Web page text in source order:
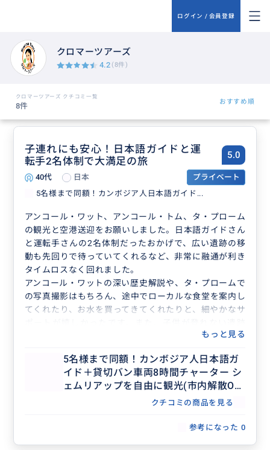
ログイン / 会員登録
クロマーツアーズ
4.2 (8件)
クロマーツアーズ クチコミ一覧
8件 おすすめ順
子連れにも安心！日本語ガイドと運
転手2名体制で大満足の旅
5.0
40代 日本
プライベート
5名様まで同額！カンボジア人日本語ガイド...
アンコール・ワット、アンコール・トム、タ・プローム
の観光と空港送迎をお願いしました。日本語ガイドさん
と運転手さんの2名体制だったおかげで、広い遺跡の移
動も先回りで待っていてくれるなど、非常に融通が利き
タイムロスなく回れました。
アンコール・ワットの深い歴史解説や、タ・プロームで
の写真撮影はもちろん、途中でローカルな食堂を案内し
てくれたり、お水を買ってきてくれたりと、細やかなサ
（バプーオン）の観光中には子供を見ていてくださり、
遺跡の素晴らしさは言うまでもないですが、ガイドさん
のご家族のお話からカンボジアの生の事情を聞けたの
も、日本語が通じるからこその楽しみでした。
外国の観光地は一生に一度の機会になることも多いです
実感しました。現地では他言語のガイドの需要も高そう
ですが、ぜひ今後もこの素晴らしい日本語ガイドのツア
もっと見る
5名様まで同額！カンボジア人日本語ガ
イド＋貸切バン車両8時間チャーター シ
ェムリアップを自由に観光(市内解散O
K、行き先アレンジ可、毎日催行）
クチコミの商品を見る
参考になった 0